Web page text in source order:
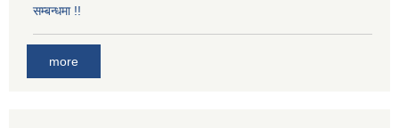
सम्बन्धमा !!
more